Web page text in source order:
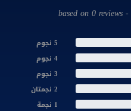
5 نجوم
4 نجوم
3 نجوم
2 نجمتان
1 نجمة